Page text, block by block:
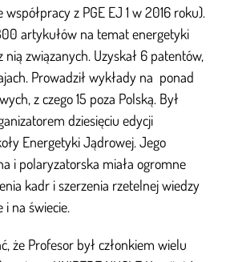
z PGE EJ 1 w 2016 roku).
artykułów na temat energetyki
nią związanych. Uzyskał 6 patentów,
Prowadził wykłady na ponad
z czego 15 poza Polską. Był
dziesięciu edycji
Energetyki Jądrowej. Jego
i polaryzatorska miała ogromne
kadr i szerzenia rzetelnej wiedzy
i na świecie.
że Profesor był członkiem wielu